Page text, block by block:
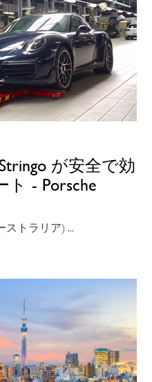
が安全で効
- Porsche
ストラリア) ...